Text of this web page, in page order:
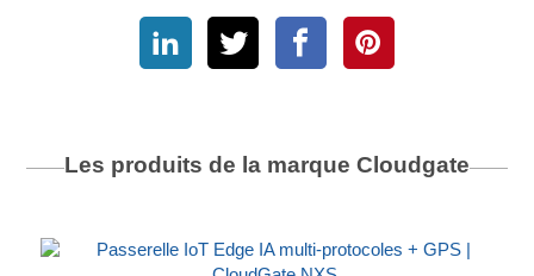
Les produits de la marque Cloudgate